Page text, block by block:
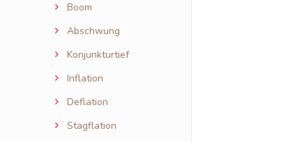
Boom
Abschwung
Konjunkturtief
Inflation
Deflation
Stagflation